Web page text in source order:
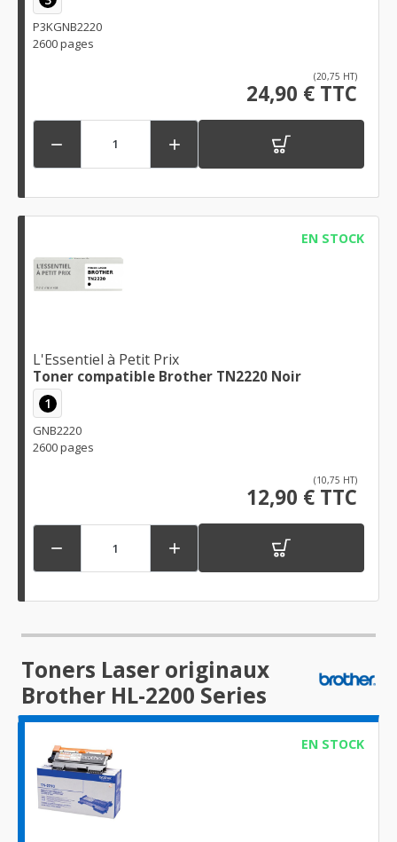
P3KGNB2220
2600 pages
(20,75 HT)
24,90 € TTC
 
EN STOCK
L'Essentiel à Petit Prix
Toner compatible Brother TN2220 Noir
1
GNB2220
2600 pages
(10,75 HT)
12,90 € TTC
 
Toners Laser originaux
Brother HL-2200 Series
EN STOCK